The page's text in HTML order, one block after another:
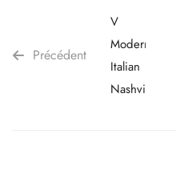
Précédent
V
Modern
Italian
Nashville